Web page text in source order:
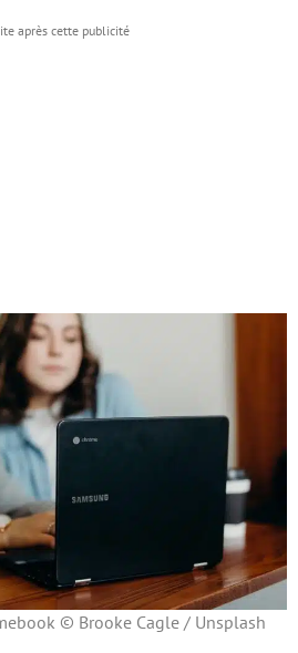
© Brooke Cagle / Unsplash